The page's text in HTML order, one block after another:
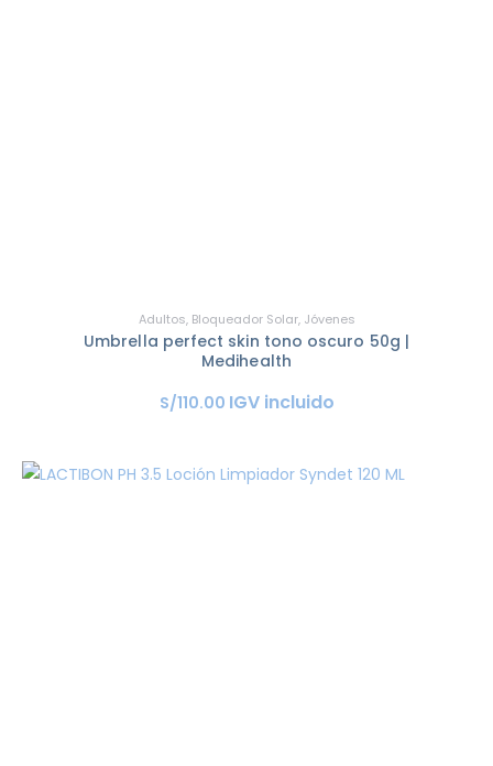
Adultos, Bloqueador Solar, Jóvenes
Umbrella perfect skin tono oscuro 50g |
Medihealth
S/110.00 IGV incluido